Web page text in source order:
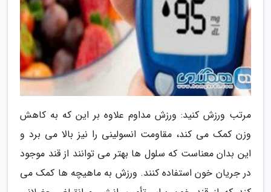
مرتب ورزش کنید: ورزش مداوم علاوه بر این که به کاهش
وزن کمک می کند، مقاومت انسولینی را نیز بالا می برد و
این بدان معناست که سلول ها بهتر می توانند از قند موجود
در جریان خون استفاده کنند. ورزش به ماهیچه ها کمک می